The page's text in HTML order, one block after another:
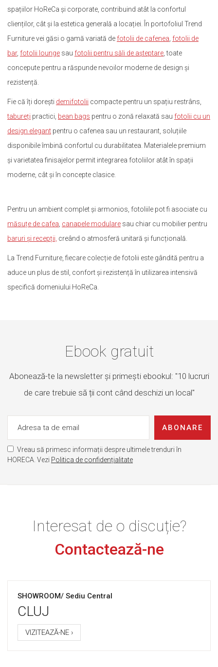
spațiilor HoReCa și corporate, contribuind atât la confortul
clienților, cât și la estetica generală a locației. În portofoliul Trend
Furniture vei găsi o gamă variată de fotolii de cafenea fotolii de
bar, fotolii lounge sau fotolii pentru săli de așteptare , toate
concepute pentru a răspunde nevoilor moderne de design și
rezistență.
Fie că îți dorești demifotolii compacte pentru un spațiu restrâns,
tabureți practici, bean bags pentru o zonă relaxată sau fotolii cu un
design elegant pentru o cafenea sau un restaurant, soluțiile
disponibile îmbină confortul cu durabilitatea. Materialele premium
și varietatea finisajelor permit integrarea fotoliilor atât în spații
moderne, cât și în concepte clasice.
Pentru un ambient complet și armonios, fotoliile pot fi asociate cu
măsuțe de cafea canapele modulare sau chiar cu mobilier pentru
baruri și recepții, creând o atmosferă unitară și funcțională.
La Trend Furniture, fiecare colecție de fotolii este gândită pentru a
aduce un plus de stil, confort și rezistență în utilizarea intensivă
specifică domeniului HoReCa.
Ebook gratuit
Abonează-te la newsletter și primești ebookul: "10 lucruri
de care trebuie să ții cont când deschizi un local"
ABONARE
Vreau să primesc informații despre ultimele trenduri în
HORECA. Vezi Politica de confidențialitate
Interesat de o discuție?
Contactează-ne
SHOWROOM/ Sediu Central
CLUJ
VIZITEAZĂ-NE ›